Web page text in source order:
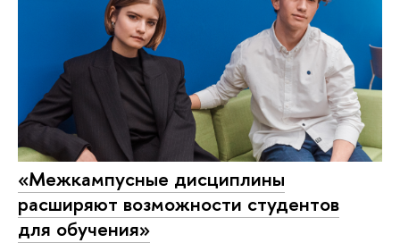
«Межкампусные дисциплины
расширяют возможности студентов
для обучения»